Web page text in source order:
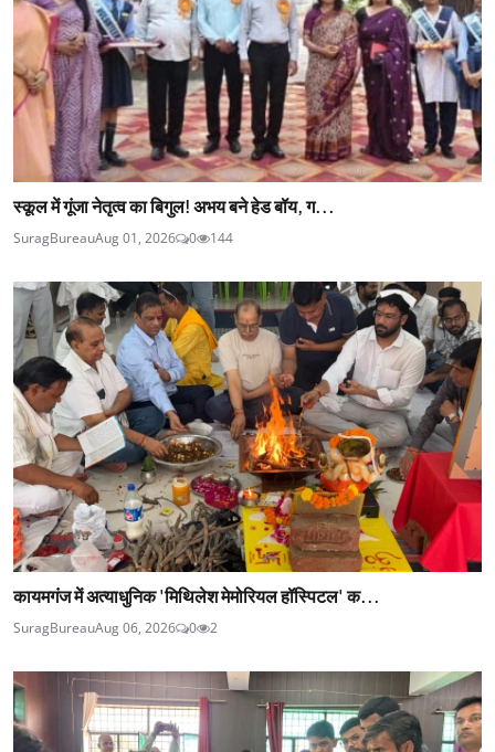
स्कूल में गूंजा नेतृत्व का बिगुल! अभय बने हेड बॉय, ग...
SuragBureauAug 01, 2026 0 144
कायमगंज में अत्याधुनिक 'मिथिलेश मेमोरियल हॉस्पिटल' क...
SuragBureauAug 06, 2026 0 2